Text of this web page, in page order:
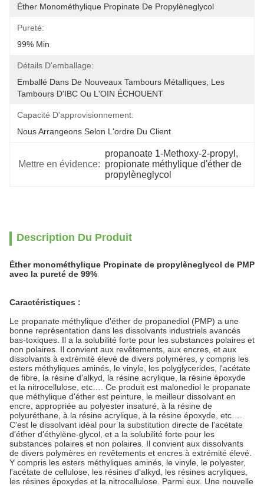
Éther Monométhylique Propinate De Propylèneglycol
Pureté:
99% Min
Détails D'emballage:
Emballé Dans De Nouveaux Tambours Métalliques, Les
Tambours D'IBC Ou L'OIN ÉCHOUENT
Capacité D'approvisionnement:
Nous Arrangeons Selon L'ordre Du Client
Mettre en évidence:
propanoate 1-Methoxy-2-propyl ,
propionate méthylique d'éther de
propylèneglycol
Description Du Produit
Éther monométhylique Propinate de propylèneglycol de PMP
avec la pureté de 99%
Caractéristiques :
Le propanate méthylique d'éther de propanediol (PMP) a une
bonne représentation dans les dissolvants industriels avancés
bas-toxiques. Il a la solubilité forte pour les substances polaires et
non polaires. Il convient aux revêtements, aux encres, et aux
dissolvants à extrémité élevé de divers polymères, y compris les
esters méthyliques aminés, le vinyle, les polyglycerides, l'acétate
de fibre, la résine d'alkyd, la résine acrylique, la résine époxyde
et la nitrocellulose, etc…. Ce produit est malonediol le propanate
que méthylique d'éther est peinture, le meilleur dissolvant en
encre, appropriée au polyester insaturé, à la résine de
polyuréthane, à la résine acrylique, à la résine époxyde, etc….
C'est le dissolvant idéal pour la substitution directe de l'acétate
d'éther d'éthylène-glycol, et a la solubilité forte pour les
substances polaires et non polaires. Il convient aux dissolvants
de divers polymères en revêtements et encres à extrémité élevé.
Y compris les esters méthyliques aminés, le vinyle, le polyester,
l'acétate de cellulose, les résines d'alkyd, les résines acryliques,
les résines époxydes et la nitrocellulose. Parmi eux. Une nouvelle